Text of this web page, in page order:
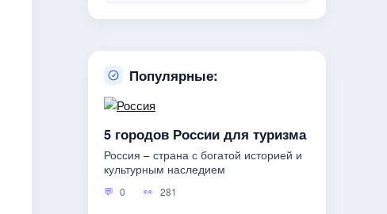
Популярные:
5 городов России для туризма
Россия – страна с богатой историей и
культурным наследием
0 281